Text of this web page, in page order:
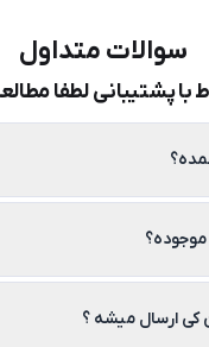
سوالات متداول
با پشتیبانی لطفا
کی ارسال میشه ؟